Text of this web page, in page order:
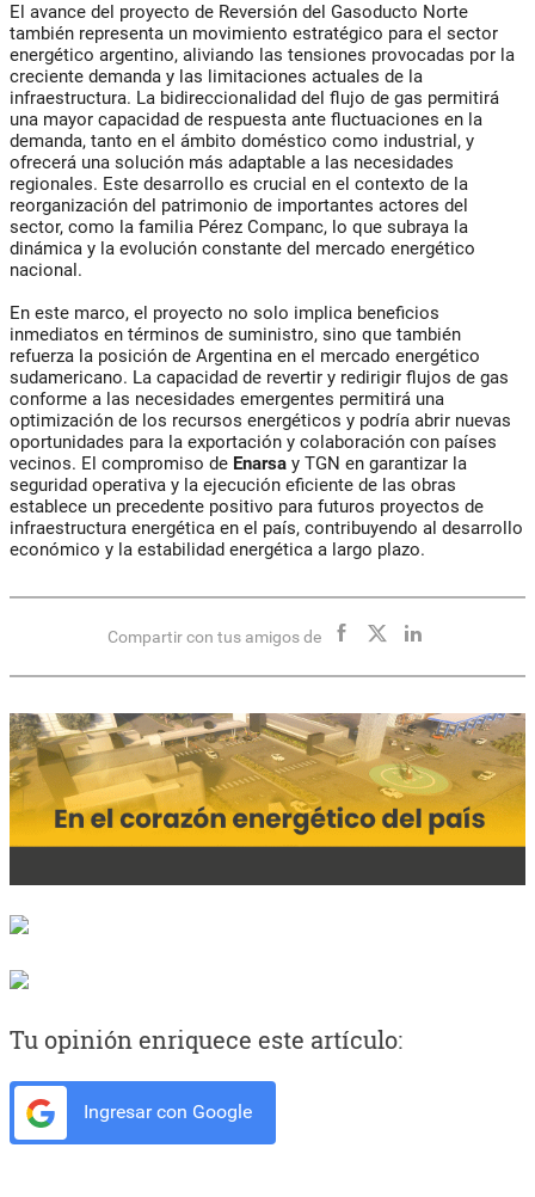
El avance del proyecto de Reversión del Gasoducto Norte
también representa un movimiento estratégico para el sector
energético argentino, aliviando las tensiones provocadas por la
creciente demanda y las limitaciones actuales de la
infraestructura. La bidireccionalidad del flujo de gas permitirá
una mayor capacidad de respuesta ante fluctuaciones en la
demanda, tanto en el ámbito doméstico como industrial, y
ofrecerá una solución más adaptable a las necesidades
regionales. Este desarrollo es crucial en el contexto de la
reorganización del patrimonio de importantes actores del
sector, como la familia Pérez Companc, lo que subraya la
dinámica y la evolución constante del mercado energético
nacional.
En este marco, el proyecto no solo implica beneficios
inmediatos en términos de suministro, sino que también
refuerza la posición de Argentina en el mercado energético
sudamericano. La capacidad de revertir y redirigir flujos de gas
conforme a las necesidades emergentes permitirá una
optimización de los recursos energéticos y podría abrir nuevas
oportunidades para la exportación y colaboración con países
vecinos. El compromiso de Enarsa y TGN en garantizar la
seguridad operativa y la ejecución eficiente de las obras
establece un precedente positivo para futuros proyectos de
infraestructura energética en el país, contribuyendo al desarrollo
económico y la estabilidad energética a largo plazo.
Compartir con tus amigos de
Tu opinión enriquece este artículo:
Ingresar con Google